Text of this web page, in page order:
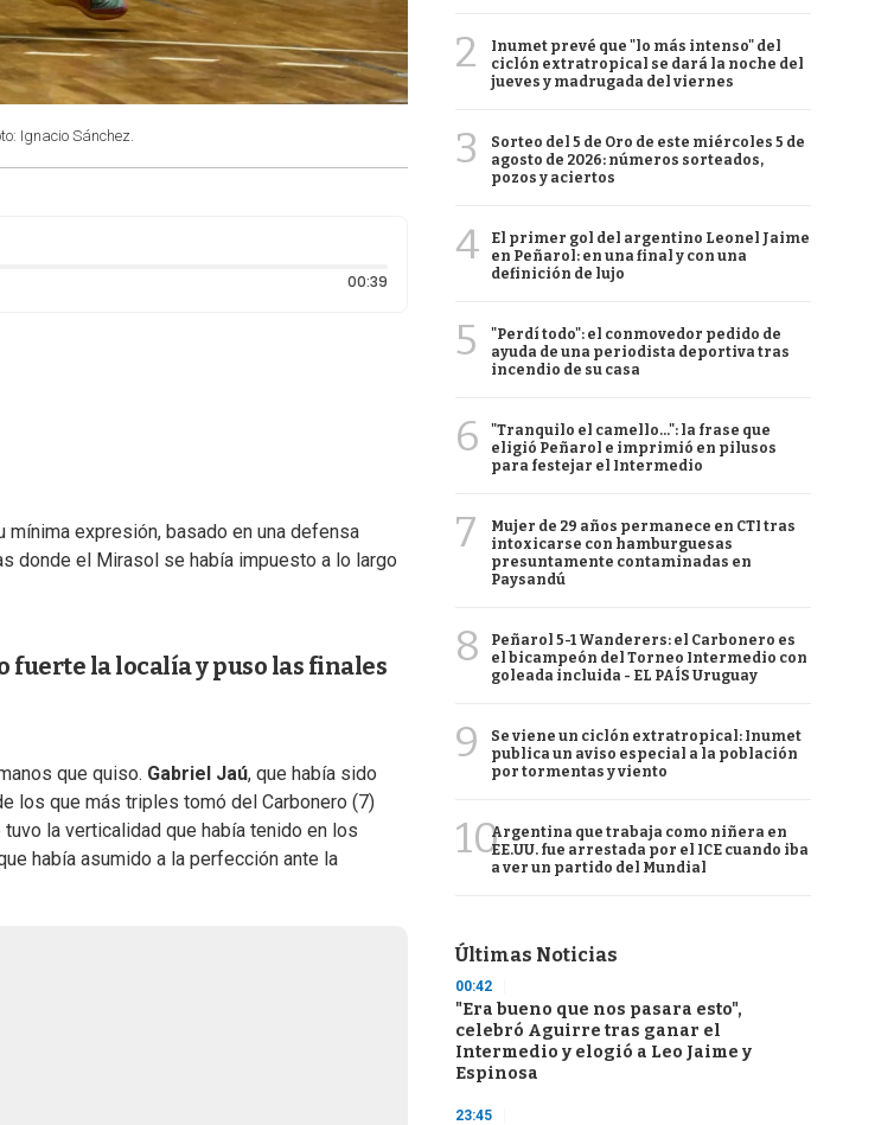
Ignacio Sánchez.
00:39Duración: 39 segundos
mínima expresión, basado en una defensa
donde el Mirasol se había impuesto a lo largo
fuerte la localía y puso las finales
que quiso. Gabriel Jaú, que había sido
los que más triples tomó del Carbonero (7)
la verticalidad que había tenido en los
había asumido a la perfección ante la
2
Inumet prevé que "lo más intenso" del
ciclón extratropical se dará la noche del
jueves y madrugada del viernes
3
Sorteo del 5 de Oro de este miércoles 5 de
agosto de 2026: números sorteados,
pozos y aciertos
4
El primer gol del argentino Leonel Jaime
en Peñarol: en una final y con una
definición de lujo
5
"Perdí todo": el conmovedor pedido de
ayuda de una periodista deportiva tras
incendio de su casa
6
"Tranquilo el camello...": la frase que
eligió Peñarol e imprimió en pilusos
para festejar el Intermedio
7
Mujer de 29 años permanece en CTI tras
intoxicarse con hamburguesas
presuntamente contaminadas en
Paysandú
8
Peñarol 5-1 Wanderers: el Carbonero es
el bicampeón del Torneo Intermedio con
goleada incluida - EL PAÍS Uruguay
9
Se viene un ciclón extratropical: Inumet
publica un aviso especial a la población
por tormentas y viento
10Argentina que trabaja como niñera en
EE.UU. fue arrestada por el ICE cuando iba
a ver un partido del Mundial
Últimas Noticias
00:42
"Era bueno que nos pasara esto",
celebró Aguirre tras ganar el
Intermedio y elogió a Leo Jaime y
Espinosa
23:45